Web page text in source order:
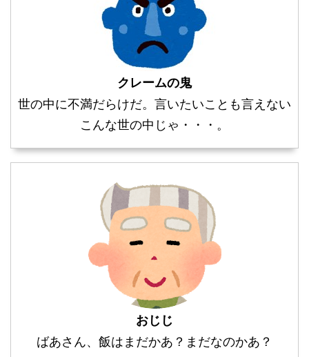
クレームの鬼
世の中に不満だらけだ。言いたいことも言えない
こんな世の中じゃ・・・。
おじじ
ばあさん、飯はまだかあ？まだなのかあ？